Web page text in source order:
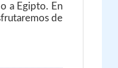
a Egipto. En
de